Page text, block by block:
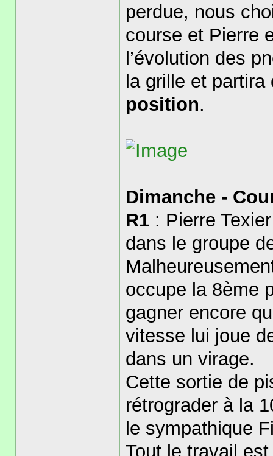
perdue, nous
course et Pierre
l’évolution des
la grille et
position.
Dimanche -
R1 : Pierre
dans le groupe
occupe la 8ème
gagner encore
vitesse lui joue
dans un virage.
Cette sortie de
rétrograder à la
le sympathique
Tout le travail